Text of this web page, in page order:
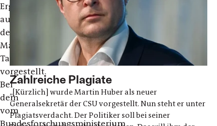
Ergebnisse
auf
der
Mainzer
Tagung
vorgestellt.
Bei
dem
vom
Zahlreiche Plagiate
„[Kürzlich] wurde Martin Huber als neuer
Generalsekretär der CSU vorgestellt. Nun steht er unter
Plagiatsverdacht. Der Politiker soll bei seiner